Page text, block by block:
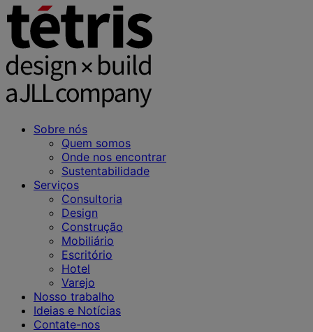
Sobre nós
Quem somos
Onde nos encontrar
Sustentabilidade
Serviços
Consultoria
Design
Construção
Mobiliário
Escritório
Hotel
Varejo
Nosso trabalho
Ideias e Notícias
Contate-nos